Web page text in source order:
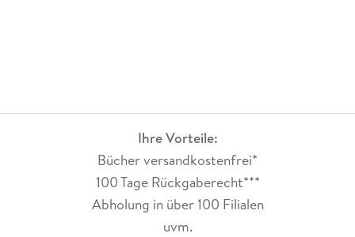
Ihre Vorteile:
Bücher versandkostenfrei*
100 Tage Rückgaberecht***
Abholung in über 100 Filialen
uvm.